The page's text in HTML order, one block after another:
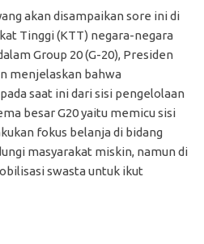
akan disampaikan sore ini di
Tinggi (KTT) negara-negara
Group 20 (G-20), Presiden
menjelaskan bahwa
saat ini dari sisi pengelolaan
besar G20 yaitu memicu sisi
fokus belanja di bidang
masyarakat miskin, namun di
swasta untuk ikut